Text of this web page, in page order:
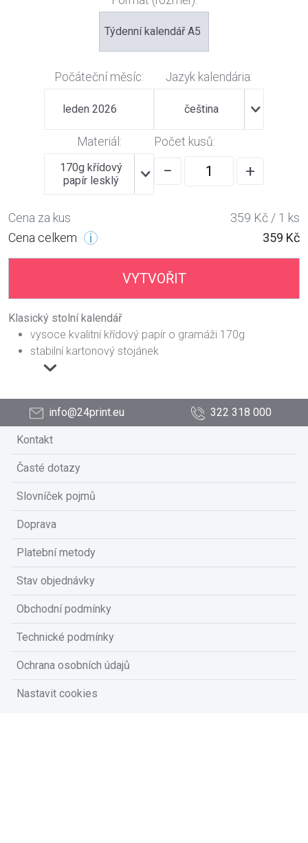
Týdenní kalendář A5
Počáteční měsíc:
leden 2026
Jazyk kalendária:
čeština
Materiál:
170g křídový
papír lesklý
Počet kusů:
− +
Cena za kus
359 Kč / 1 ks
Cena celkem
359 Kč
VYTVOŘIT
Klasický stolní kalendář
vysoce kvalitní křídový papír o gramáži 170g
stabilní kartonový stojánek
info@24print.eu 322 318 000
Kontakt
Časté dotazy
Slovníček pojmů
Doprava
Platební metody
Stav objednávky
Obchodní podmínky
Technické podmínky
Ochrana osobních údajů
Nastavit cookies